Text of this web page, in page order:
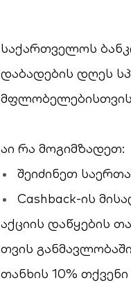
საქართველოს
დაბადების დღეს
მფლობელებისთვის
აი რა მოგიმზადეთ:
შეიძინეთ
Cashback-ის
აქციის დაწყების
თვის
თანხის 10%